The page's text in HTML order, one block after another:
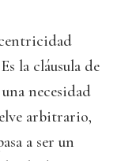
la cláusula de
necesidad
arbitrario,
a ser un